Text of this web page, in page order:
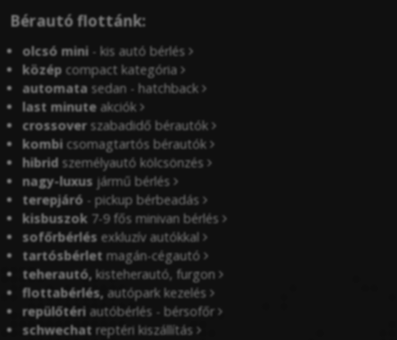
Bérautó flottánk:
olcsó mini - kis autó bérlés
közép compact kategória
automata sedan - hatchback
last minute akciók
crossover szabadidő bérautók
kombi csomagtartós bérautók
hibrid személyautó kölcsönzés
nagy-luxus jármű bérlés
terepjáró - pickup bérbeadás
kisbuszok 7-9 fős minivan bérlés
sofőrbérlés exkluzív autókkal
tartósbérlet magán-cégautó
teherautó, kisteherautó, furgon
flottabérlés, autópark kezelés
repülőtéri autóbérlés - bérsofőr
schwechat reptéri kiszállítás